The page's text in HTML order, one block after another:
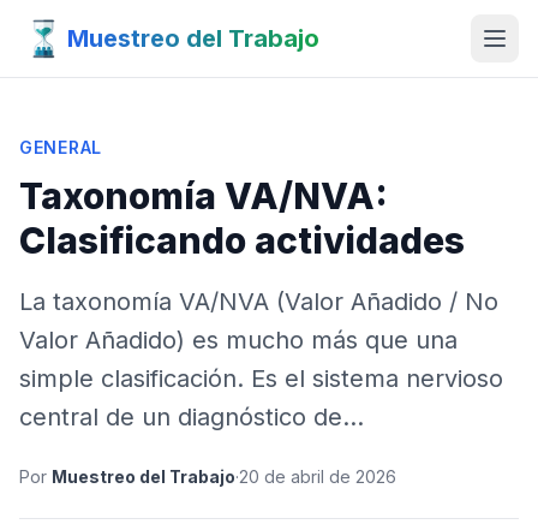
Muestreo del Trabajo
GENERAL
Taxonomía VA/NVA:
Clasificando actividades
La taxonomía VA/NVA (Valor Añadido / No
Valor Añadido) es mucho más que una
simple clasificación. Es el sistema nervioso
central de un diagnóstico de…
Por Muestreo del Trabajo·20 de abril de 2026